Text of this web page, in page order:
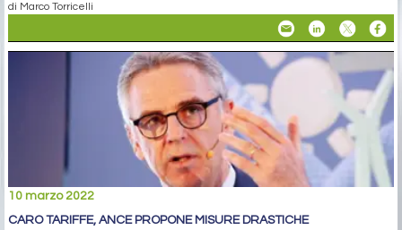
di Marco Torricelli
10 marzo 2022
CARO TARIFFE, ANCE PROPONE MISURE DRASTICHE